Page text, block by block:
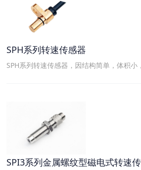
SPH系列转速传感器
SPH系列转速传感器，因结构简单，体积
SPI3系列金属螺纹型磁电式转速